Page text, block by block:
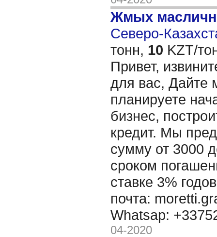
Жмых
Северо-
тонн, 10 KZT/
Привет,
для вас, Дайте
планируете
бизнес,
кредит. Мы
сумму от 3000
сроком
ставке 3%
почта:
Whatsap:
04-2020